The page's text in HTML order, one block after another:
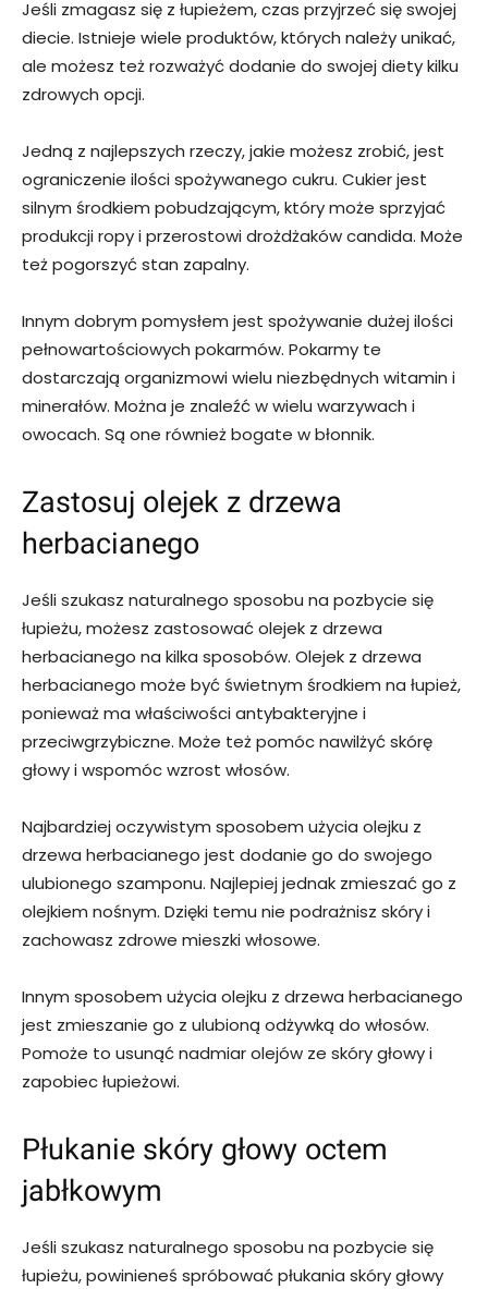
Jeśli zmagasz się z łupieżem, czas przyjrzeć się swojej
diecie. Istnieje wiele produktów, których należy unikać,
ale możesz też rozważyć dodanie do swojej diety kilku
zdrowych opcji.
Jedną z najlepszych rzeczy, jakie możesz zrobić, jest
ograniczenie ilości spożywanego cukru. Cukier jest
silnym środkiem pobudzającym, który może sprzyjać
produkcji ropy i przerostowi drożdżaków candida. Może
też pogorszyć stan zapalny.
Innym dobrym pomysłem jest spożywanie dużej ilości
pełnowartościowych pokarmów. Pokarmy te
dostarczają organizmowi wielu niezbędnych witamin i
minerałów. Można je znaleźć w wielu warzywach i
owocach. Są one również bogate w błonnik.
Zastosuj olejek z drzewa
herbacianego
Jeśli szukasz naturalnego sposobu na pozbycie się
łupieżu, możesz zastosować olejek z drzewa
herbacianego na kilka sposobów. Olejek z drzewa
herbacianego może być świetnym środkiem na łupież,
ponieważ ma właściwości antybakteryjne i
przeciwgrzybiczne. Może też pomóc nawilżyć skórę
głowy i wspomóc wzrost włosów.
Najbardziej oczywistym sposobem użycia olejku z
drzewa herbacianego jest dodanie go do swojego
ulubionego szamponu. Najlepiej jednak zmieszać go z
olejkiem nośnym. Dzięki temu nie podrażnisz skóry i
zachowasz zdrowe mieszki włosowe.
Innym sposobem użycia olejku z drzewa herbacianego
jest zmieszanie go z ulubioną odżywką do włosów.
Pomoże to usunąć nadmiar olejów ze skóry głowy i
zapobiec łupieżowi.
Płukanie skóry głowy octem
jabłkowym
Jeśli szukasz naturalnego sposobu na pozbycie się
łupieżu, powinieneś spróbować płukania skóry głowy